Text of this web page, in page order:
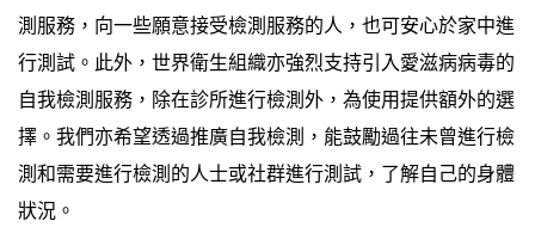
測服務，向一些願意接受檢測服務的人，也可安心於家中進
行測試。此外，世界衛生組織亦強烈支持引入愛滋病病毒的
自我檢測服務，除在診所進行檢測外，為使用提供額外的選
擇。我們亦希望透過推廣自我檢測，能鼓勵過往未曾進行檢
測和需要進行檢測的人士或社群進行測試，了解自己的身體
狀況。